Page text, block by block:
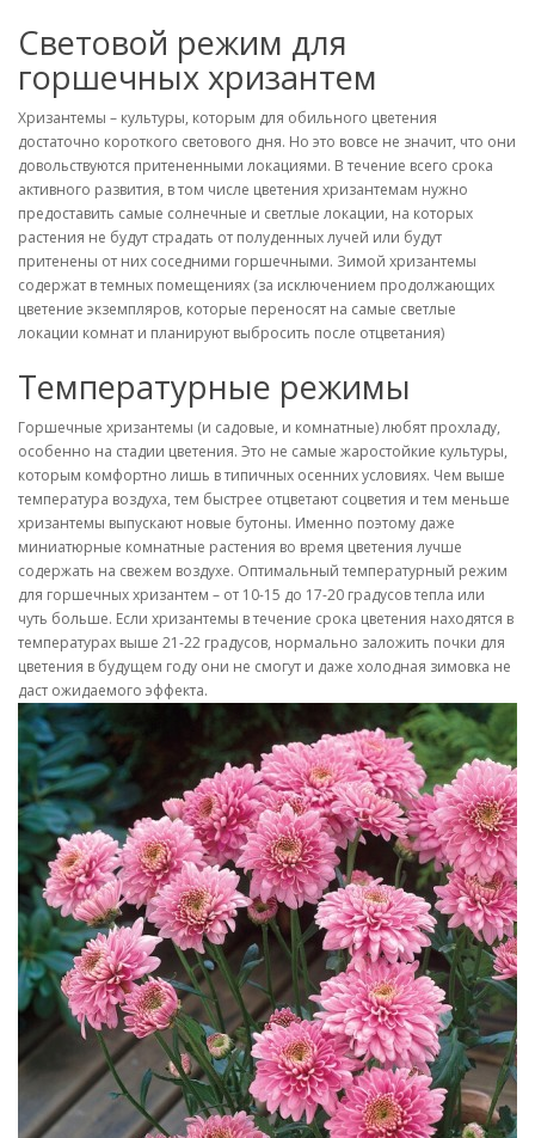
Световой режим для
горшечных хризантем
Хризантемы – культуры, которым для обильного цветения
достаточно короткого светового дня. Но это вовсе не значит, что они
довольствуются притененными локациями. В течение всего срока
активного развития, в том числе цветения хризантемам нужно
предоставить самые солнечные и светлые локации, на которых
растения не будут страдать от полуденных лучей или будут
притенены от них соседними горшечными. Зимой хризантемы
содержат в темных помещениях (за исключением продолжающих
цветение экземпляров, которые переносят на самые светлые
локации комнат и планируют выбросить после отцветания)
Температурные режимы
Горшечные хризантемы (и садовые, и комнатные) любят прохладу,
особенно на стадии цветения. Это не самые жаростойкие культуры,
которым комфортно лишь в типичных осенних условиях. Чем выше
температура воздуха, тем быстрее отцветают соцветия и тем меньше
хризантемы выпускают новые бутоны. Именно поэтому даже
миниатюрные комнатные растения во время цветения лучше
содержать на свежем воздухе. Оптимальный температурный режим
для горшечных хризантем – от 10-15 до 17-20 градусов тепла или
чуть больше. Если хризантемы в течение срока цветения находятся в
температурах выше 21-22 градусов, нормально заложить почки для
цветения в будущем году они не смогут и даже холодная зимовка не
даст ожидаемого эффекта.